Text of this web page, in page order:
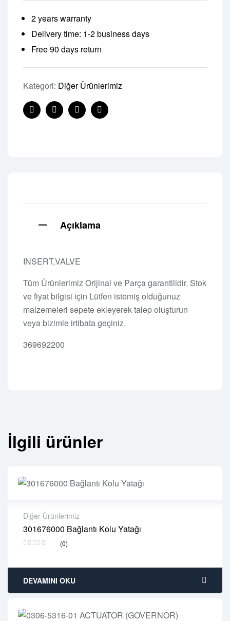
2 years warranty
Delivery time: 1-2 business days
Free 90 days return
Kategori: Diğer Ürünlerimiz
FacebookTwitterLinkedinPinterest
Açıklama
INSERT,VALVE
Tüm Ürünlerimiz Orijinal ve Parça garantilidir. Stok
ve fiyat bilgisi için Lütfen istemiş olduğunuz
malzemeleri sepete ekleyerek talep oluşturun
veya bizimle irtibata geçiniz.
369692200
İlgili ürünler
Diğer Ürünlerimiz
301676000 Bağlantı Kolu Yatağı
(0)
2 years warranty
Delivery time: 1-2 business days
DEVAMINI OKU